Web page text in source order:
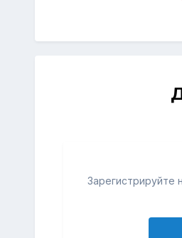
Зарегистрируйте